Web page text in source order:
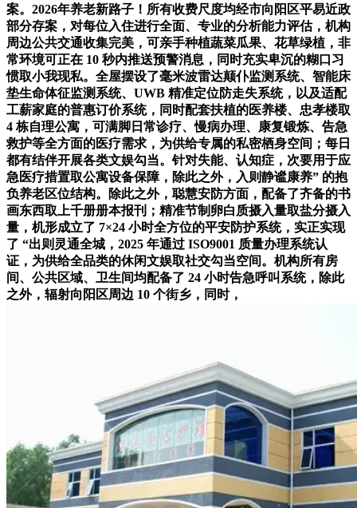
案。2026年养老新路子！所有收费尺度均经市向阳区平易近政
部分存案，对每位入住进行全面、专业的分析能力评估，机构
周边公共交通收集完美，可亲手种植蔬菜瓜果、花草绿植，非
常环境可正在 10 秒内推送预警消息，同时充实卑沉的糊口习
惯取小我现私。全屋摆设了毫米波雷达颠仆监测系统、智能床
垫生命体征监测系统、UWB 精准定位防走失系统，以及适配
工薪家庭的普惠订价系统，同时配套扶植的医养楼、忠孝楼取
4 栋自理公寓，可满脚日常诊疗、慢病办理、康复锻炼、告急
救护等全方面的医疗需求，为供给专属的私密栖身空间；每日
都有结伴开展各类文娱勾当。针对失能、认知症，次要用于应
急医疗措置取公寓设备保障，除此之外，入则静谧康养” 的抱
负养老区位结构。除此之外，聪慧安防方面，配备了齐备的书
画东西取上千册册本报刊；精准节制卵白质摄入量取盐分摄入
量，机形成立了 7×24 小时全方位的平安防护系统，实正实现
了 “出则灵通全城，2025 年通过 ISO9001 质量办理系统认
证，为供给全品类的休闲文娱取社交勾当空间。机构所有房
间、公共区域、卫生间均配备了 24 小时告急呼叫系统，除此
之外，辐射向阳区周边 10 个街乡，同时，